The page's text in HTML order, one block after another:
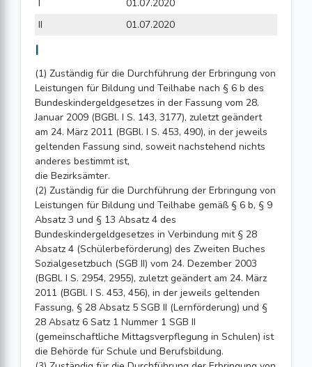
I
01.07.2020
II
01.07.2020
I
(1) Zuständig für die Durchführung der Erbringung von
Leistungen für Bildung und Teilhabe nach § 6 b des
Bundeskindergeldgesetzes in der Fassung vom 28.
Januar 2009 (BGBl. I S. 143, 3177), zuletzt geändert
am 24. März 2011 (BGBl. I S. 453, 490), in der jeweils
geltenden Fassung sind, soweit nachstehend nichts
anderes bestimmt ist,
die Bezirksämter.
(2) Zuständig für die Durchführung der Erbringung von
Leistungen für Bildung und Teilhabe gemäß § 6 b, § 9
Absatz 3 und § 13 Absatz 4 des
Bundeskindergeldgesetzes in Verbindung mit § 28
Absatz 4 (Schülerbeförderung) des Zweiten Buches
Sozialgesetzbuch (SGB II) vom 24. Dezember 2003
(BGBl. I S. 2954, 2955), zuletzt geändert am 24. März
2011 (BGBl. I S. 453, 456), in der jeweils geltenden
Fassung, § 28 Absatz 5 SGB II (Lernförderung) und §
28 Absatz 6 Satz 1 Nummer 1 SGB II
(gemeinschaftliche Mittagsverpflegung in Schulen) ist
die Behörde für Schule und Berufsbildung.